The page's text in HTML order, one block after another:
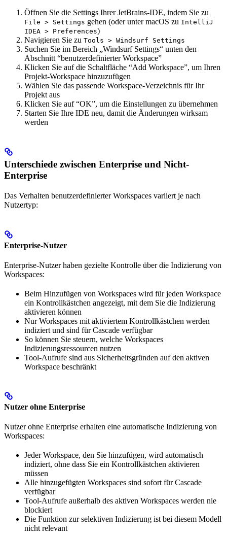
Öffnen Sie die Settings Ihrer JetBrains-IDE, indem Sie zu
File > Settings gehen (oder unter macOS zu IntelliJ
IDEA > Preferences)
Navigieren Sie zu Tools > Windsurf Settings
Suchen Sie im Bereich „Windsurf Settings“ unten den
Abschnitt “benutzerdefinierter Workspace”
Klicken Sie auf die Schaltfläche “Add Workspace”, um Ihren
Projekt-Workspace hinzuzufügen
Wählen Sie das passende Workspace-Verzeichnis für Ihr
Projekt aus
Klicken Sie auf “OK”, um die Einstellungen zu übernehmen
Starten Sie Ihre IDE neu, damit die Änderungen wirksam
werden
Unterschiede zwischen Enterprise und Nicht-
Enterprise
Das Verhalten benutzerdefinierter Workspaces variiert je nach
Nutzertyp:
Enterprise-Nutzer
Enterprise-Nutzer haben gezielte Kontrolle über die Indizierung von
Workspaces:
Beim Hinzufügen von Workspaces wird für jeden Workspace
ein Kontrollkästchen angezeigt, mit dem Sie die Indizierung
aktivieren können
Nur Workspaces mit aktiviertem Kontrollkästchen werden
indiziert und sind für Cascade verfügbar
So können Sie steuern, welche Workspaces
Indizierungsressourcen nutzen
Tool-Aufrufe sind aus Sicherheitsgründen auf den aktiven
Workspace beschränkt
Nutzer ohne Enterprise
Nutzer ohne Enterprise erhalten eine automatische Indizierung von
Workspaces:
Jeder Workspace, den Sie hinzufügen, wird automatisch
indiziert, ohne dass Sie ein Kontrollkästchen aktivieren
müssen
Alle hinzugefügten Workspaces sind sofort für Cascade
verfügbar
Tool-Aufrufe außerhalb des aktiven Workspaces werden nie
blockiert
Die Funktion zur selektiven Indizierung ist bei diesem Modell
nicht relevant